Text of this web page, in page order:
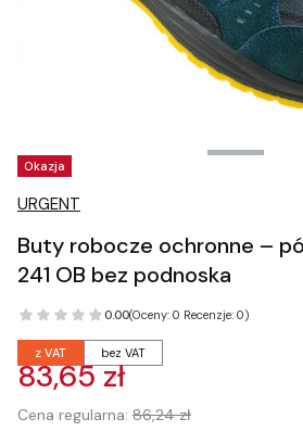
Tagi produktu
Okazja
URGENT
Buty robocze ochronne –
241 OB bez podnoska
0.00(Oceny: 0 Recenzje: 0)
z VAT bez VAT
83,65 zł
Cena regularna: 86,24 zł